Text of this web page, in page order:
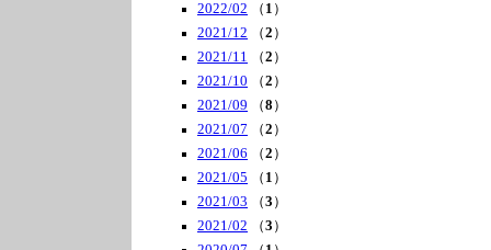
2022/02 （ 1 ）
2021/12 （2 ）
2021/11 （2 ）
2021/10 （2 ）
2021/09 （8 ）
2021/07 （2 ）
2021/06 （2 ）
2021/05 （ 1 ）
2021/03 （3 ）
2021/02 （3 ）